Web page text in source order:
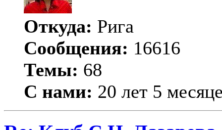
Откуда: Рига
Сообщения: 16616
Темы: 68
С нами: 20 лет 5